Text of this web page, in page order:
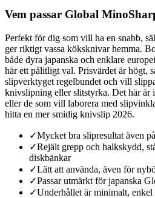
Vem passar Global
Perfekt för dig som vill ha en snabb,
ger riktigt vassa köksknivar hemma.
både dyra japanska och enklare
här ett pålitligt val. Prisvärdet är högt,
slipverktyget regelbundet och vill
knivslipning eller slitstyrka. Det här är
eller de som vill laborera med
hitta en mer smidig knivslip 2026.
✓Mycket bra slipresultat även
✓Rejält grepp och halkskydd,
diskbänkar
✓Lätt att använda, även för
✓Passar utmärkt för japanska
✓Underhållet är minimalt,